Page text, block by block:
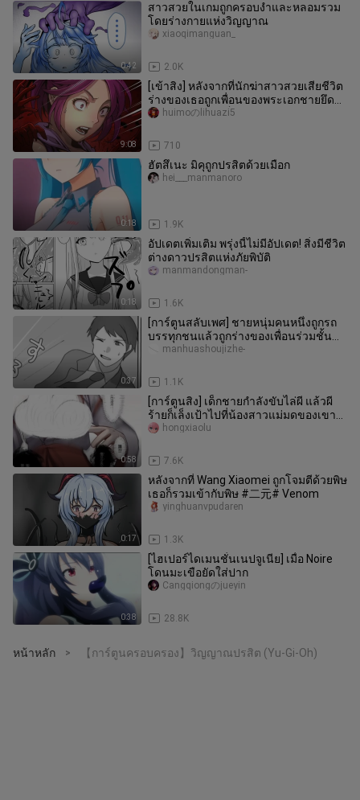
0:42
สาวสวยในเกมถูกครอบงำและหลอมรวม
โดยร่างกายแห่งวิญญาณ
2.0K
xiaoqimanguan_
9:08
[เข้าสิง] หลังจากที่นักฆ่าสาวสวยเสียชีวิต
ร่างของเธอถูกเพื่อนของพระเอกชายยึด
ครองและกลายเป็นชิกิงามิ
710
huimoのlihuazi5
0:18
ฮัตสึเนะ มิคุถูกปรสิตด้วยเมือก
1.9K
hei___manmanoro
0:18
อัปเดตเพิ่มเติม พรุ่งนี้ไม่มีอัปเดต! สิ่งมีชีวิต
ต่างดาวปรสิตแห่งภัยพิบัติ
1.6K
manmandongman-
0:37
[การ์ตูนสลับเพศ] ชายหนุ่มคนหนึ่งถูกรถ
บรรทุกชนแล้วถูกร่างของเพื่อนร่วมชั้น
สาวเข้าสิง
1.1K
manhuashoujizhe-
0:58
[การ์ตูนสิง] เด็กชายกำลังขับไล่ผี แล้วผี
ร้ายก็เล็งเป้าไปที่น้องสาวแม่มดของเขา...
7.6K
hongxiaolu
0:17
หลังจากที่ Wang Xiaomei ถูกโจมตีด้วยพิษ
เธอก็รวมเข้ากับพิษ #二元# Venom
1.3K
yinghuanvpudaren
0:38
[ไฮเปอร์ไดเมนชั่นเนปจูเนีย] เมื่อ Noire
โดนมะเขือยัดใส่ปาก
28.8K
Cangqiongのjueyin
หน้าหลัก > 【การ์ตูนครอบครอง】วิญญาณปรสิต (Yu-Gi-Oh)